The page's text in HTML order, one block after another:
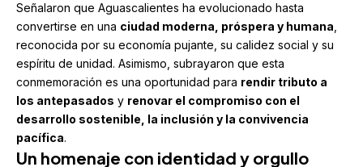
Señalaron que Aguascalientes ha evolucionado hasta
convertirse en una ciudad moderna, próspera y humana
reconocida por su economía pujante, su calidez social y su
espíritu de unidad. Asimismo, subrayaron que esta
conmemoración es una oportunidad para rendir tributo a
los antepasados y renovar el compromiso con el
desarrollo sostenible, la inclusión y la convivencia
pacífica.
Un homenaje con identidad y orgullo